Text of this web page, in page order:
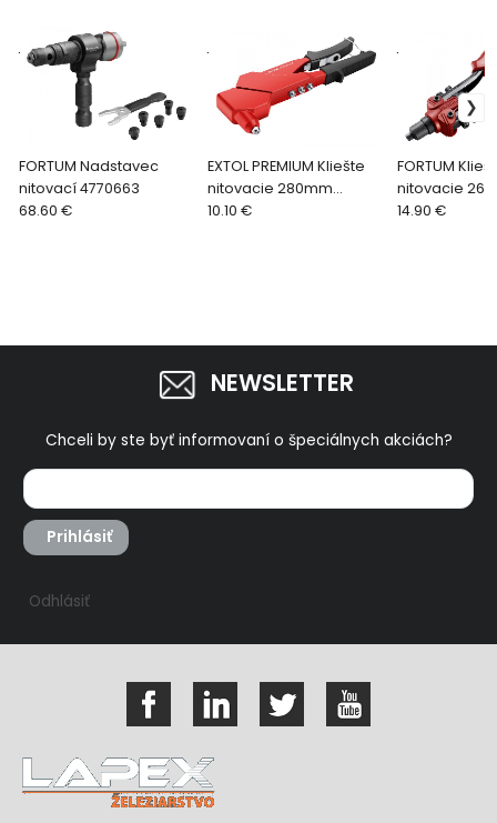
FORTUM Nadstavec
nitovací 4770663
.
68.60 €
EXTOL PREMIUM Kliešte
nitovacie 280mm
otočné 8813731
.
10.10 €
FORTUM
nitovacie
4770611
.
14.90 €
NEWSLETTER
Chceli by ste byť informovaní o špeciálnych akciách?
Prihlásiť
Odhlásiť